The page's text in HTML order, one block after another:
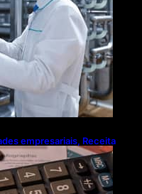
empresariais, Receita
Tributária